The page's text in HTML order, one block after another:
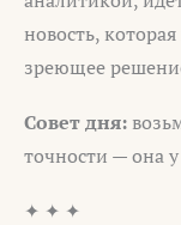
новость,
зреющее
Совет дня:
точности — она
✦ ✦ ✦